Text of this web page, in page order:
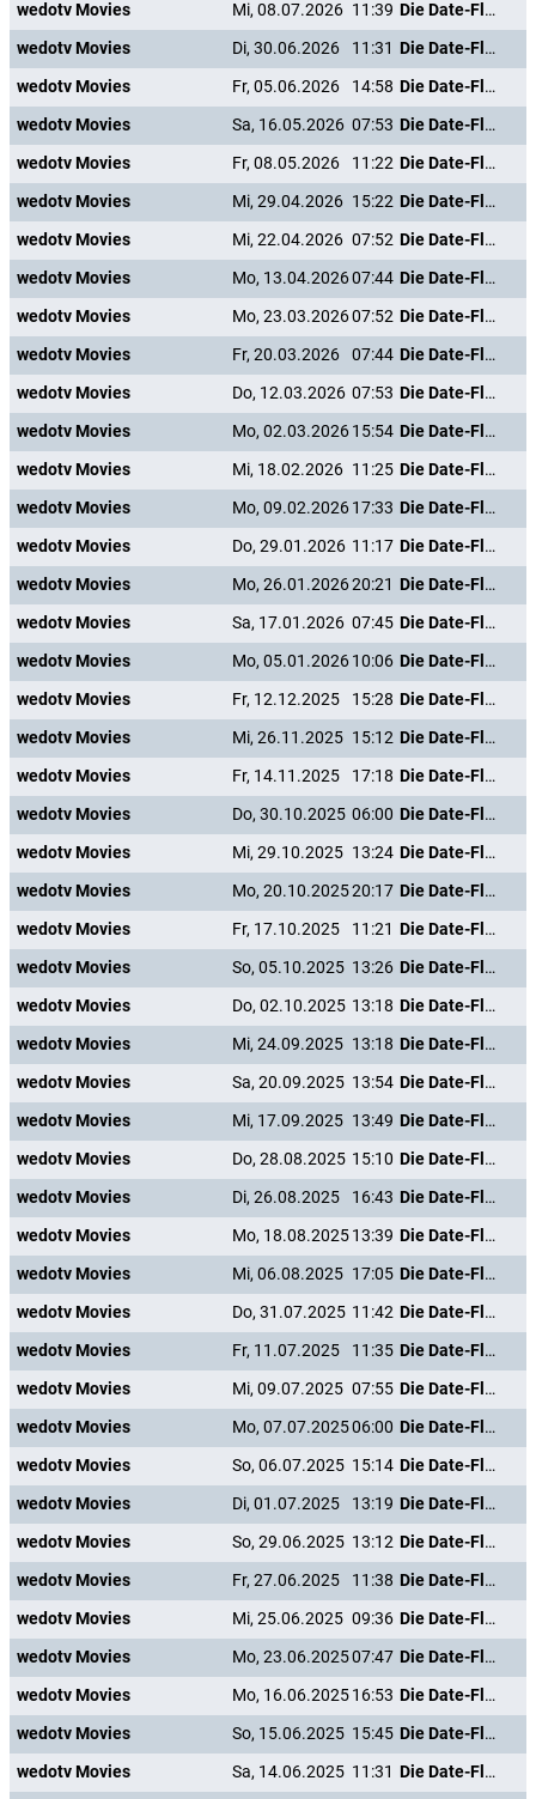
wedotv Movies Mi, 08.07.2026 11:39
Die Date-Flüsterin
wedotv Movies
Di, 30.06.2026 11:31
Die Date-Flüsterin
wedotv Movies
Fr, 05.06.2026 14:58
Die Date-Flüsterin
wedotv Movies
Sa, 16.05.2026 07:53
Die Date-Flüsterin
wedotv Movies
Fr, 08.05.2026 11:22
Die Date-Flüsterin
wedotv Movies
Mi, 29.04.2026 15:22
Die Date-Flüsterin
wedotv Movies
Mi, 22.04.2026 07:52
Die Date-Flüsterin
wedotv Movies
Mo, 13.04.202607:44
Die Date-Flüsterin
wedotv Movies
Mo, 23.03.202607:52
Die Date-Flüsterin
wedotv Movies
Fr, 20.03.2026 07:44
Die Date-Flüsterin
wedotv Movies
Do, 12.03.2026 07:53
Die Date-Flüsterin
wedotv Movies
Mo, 02.03.202615:54
Die Date-Flüsterin
wedotv Movies
Mi, 18.02.2026 11:25
Die Date-Flüsterin
wedotv Movies
Mo, 09.02.202617:33
Die Date-Flüsterin
wedotv Movies
Do, 29.01.2026 11:17
Die Date-Flüsterin
wedotv Movies
Mo, 26.01.202620:21
Die Date-Flüsterin
wedotv Movies
Sa, 17.01.2026 07:45
Die Date-Flüsterin
wedotv Movies
Mo, 05.01.202610:06
Die Date-Flüsterin
wedotv Movies
Fr, 12.12.2025 15:28
Die Date-Flüsterin
wedotv Movies
Mi, 26.11.2025 15:12
Die Date-Flüsterin
wedotv Movies
Fr, 14.11.2025 17:18
Die Date-Flüsterin
wedotv Movies
Do, 30.10.2025 06:00
Die Date-Flüsterin
wedotv Movies
Mi, 29.10.2025 13:24
Die Date-Flüsterin
wedotv Movies
Mo, 20.10.202520:17
Die Date-Flüsterin
wedotv Movies
Fr, 17.10.2025 11:21
Die Date-Flüsterin
wedotv Movies
So, 05.10.2025 13:26
Die Date-Flüsterin
wedotv Movies
Do, 02.10.2025 13:18
Die Date-Flüsterin
wedotv Movies
Mi, 24.09.2025 13:18
Die Date-Flüsterin
wedotv Movies
Sa, 20.09.2025 13:54
Die Date-Flüsterin
wedotv Movies
Mi, 17.09.2025 13:49
Die Date-Flüsterin
wedotv Movies
Do, 28.08.2025 15:10
Die Date-Flüsterin
wedotv Movies
Di, 26.08.2025 16:43
Die Date-Flüsterin
wedotv Movies
Mo, 18.08.202513:39
Die Date-Flüsterin
wedotv Movies
Mi, 06.08.2025 17:05
Die Date-Flüsterin
wedotv Movies
Do, 31.07.2025 11:42
Die Date-Flüsterin
wedotv Movies
Fr, 11.07.2025 11:35
Die Date-Flüsterin
wedotv Movies
Mi, 09.07.2025 07:55
Die Date-Flüsterin
wedotv Movies
Mo, 07.07.202506:00
Die Date-Flüsterin
wedotv Movies
So, 06.07.2025 15:14
Die Date-Flüsterin
wedotv Movies
Di, 01.07.2025 13:19
Die Date-Flüsterin
wedotv Movies
So, 29.06.2025 13:12
Die Date-Flüsterin
wedotv Movies
Fr, 27.06.2025 11:38
Die Date-Flüsterin
wedotv Movies
Mi, 25.06.2025 09:36
Die Date-Flüsterin
wedotv Movies
Mo, 23.06.202507:47
Die Date-Flüsterin
wedotv Movies
Mo, 16.06.202516:53
Die Date-Flüsterin
wedotv Movies
So, 15.06.2025 15:45
Die Date-Flüsterin
wedotv Movies
Sa, 14.06.2025 11:31
Die Date-Flüsterin